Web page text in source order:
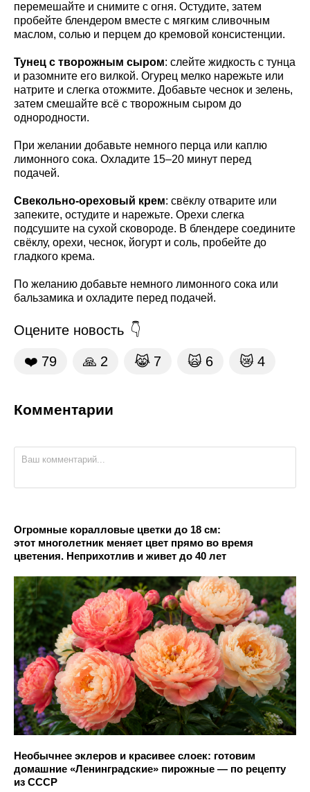
перемешайте и снимите с огня. Остудите, затем
пробейте блендером вместе с мягким сливочным
маслом, солью и перцем до кремовой консистенции.
Тунец с творожным сыром: слейте жидкость с тунца
и разомните его вилкой. Огурец мелко нарежьте или
натрите и слегка отожмите. Добавьте чеснок и зелень,
затем смешайте всё с творожным сыром до
однородности.
При желании добавьте немного перца или каплю
лимонного сока. Охладите 15–20 минут перед
подачей.
Свекольно-ореховый крем: свёклу отварите или
запеките, остудите и нарежьте. Орехи слегка
подсушите на сухой сковороде. В блендере соедините
свёклу, орехи, чеснок, йогурт и соль, пробейте до
гладкого крема.
По желанию добавьте немного лимонного сока или
бальзамика и охладите перед подачей.
Оцените новость
❤️ 79 🙏 2 😹 7 🙀 6 😿 4
Комментарии
Огромные коралловые цветки до 18 см:
этот многолетник меняет цвет прямо во время
цветения. Неприхотлив и живет до 40 лет
Необычнее эклеров и красивее слоек: готовим
домашние «Ленинградские» пирожные — по рецепту
из СССР